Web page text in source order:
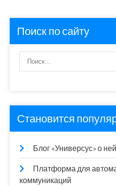
Поиск по сайту
Становится
Блог «Универсус» о
Платформа для
коммуникаций